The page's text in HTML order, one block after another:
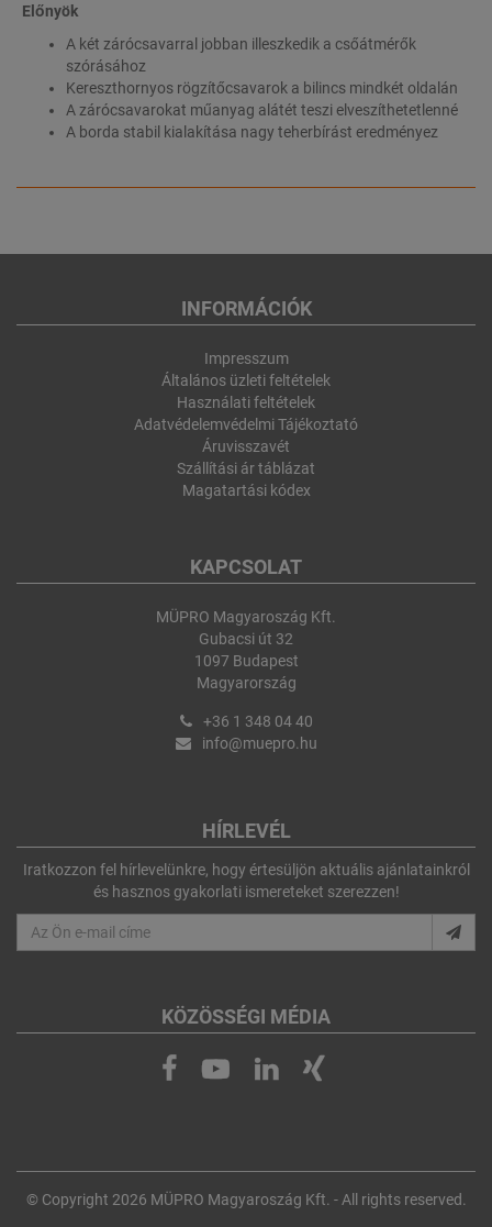
Előnyök
A két zárócsavarral jobban illeszkedik a csőátmérők
szórásához
Kereszthornyos rögzítőcsavarok a bilincs mindkét oldalán
A zárócsavarokat műanyag alátét teszi elveszíthetetlenné
A borda stabil kialakítása nagy teherbírást eredményez
INFORMÁCIÓK
Impresszum
Általános üzleti feltételek
Használati feltételek
Adatvédelemvédelmi Tájékoztató
Áruvisszavét
Szállítási ár táblázat
Magatartási kódex
KAPCSOLAT
MÜPRO Magyaroszág Kft.
Gubacsi út 32
1097 Budapest
Magyarország
+36 1 348 04 40
info@muepro.hu
HÍRLEVÉL
Iratkozzon fel hírlevelünkre, hogy értesüljön aktuális ajánlatainkról
és hasznos gyakorlati ismereteket szerezzen!
KÖZÖSSÉGI MÉDIA
© Copyright 2026 MÜPRO Magyaroszág Kft. - All rights reserved.